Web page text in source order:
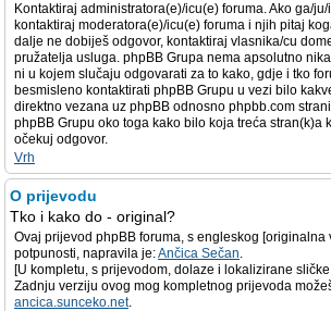
Kontaktiraj administratora(e)/icu(e) foruma. Ako ga/
kontaktiraj moderatora(e)/icu(e) foruma i njih pitaj
dalje ne dobiješ odgovor, kontaktiraj vlasnika/cu
pružatelja usluga. phpBB Grupa nema apsolutno
ni u kojem slučaju odgovarati za to kako, gdje i tko
besmisleno kontaktirati phpBB Grupu u vezi bilo
direktno vezana uz phpBB odnosno phpbb.com
phpBB Grupu oko toga kako bilo koja treća stran(k)a
očekuj odgovor.
Vrh
O prijevodu
Tko i kako do - original?
Ovaj prijevod phpBB foruma, s engleskog [originalna
potpunosti, napravila je:Ančica Sečan.
[U kompletu, s prijevodom, dolaze i lokalizirane
Zadnju verziju ovog mog kompletnog prijevoda
ancica.sunceko.net.